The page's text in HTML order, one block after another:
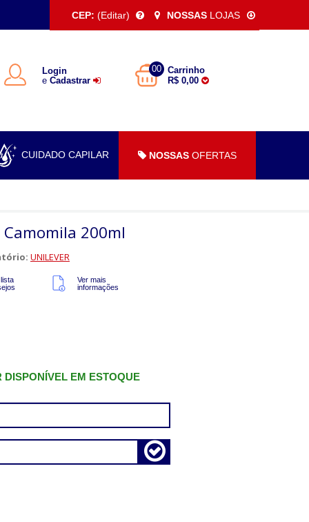
CEP: (Editar) NOSSAS LOJAS
Login
e Cadastrar
00
Carrinho
R$ 0,00
CUIDADO CAPILAR NOSSAS OFERTAS
Camomila 200ml
UNILEVER
Ver mais
informações
EM ESTOQUE